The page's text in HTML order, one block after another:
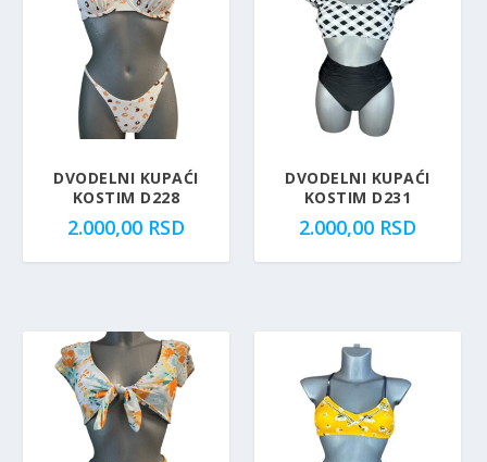
DVODELNI KUPAĆI
KOSTIM D228
2.000,00 RSD
DVODELNI KUPAĆI
KOSTIM D231
2.000,00 RSD